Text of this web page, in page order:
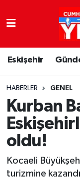
Eskişehir
HABERLER GENEL
Kurban
oldu!
Kocaeli
turizmine
Nöbetçi
Hava Durumu
Trafik Durumu
Süper Lig
Tüm
Son Dakika